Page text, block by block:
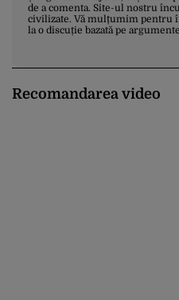
de a comenta. Site-ul nostru
civilizate. Vă mulțumim pentru
la o discuție bazată pe
Recomandarea video